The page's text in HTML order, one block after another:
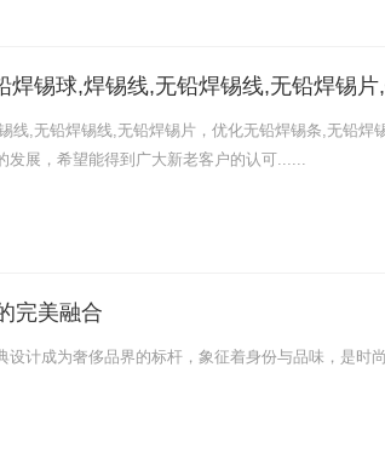
锡球,焊锡线,无铅焊锡线,无铅焊锡片
丝，纯锌丝
线,无铅焊锡线,无铅焊锡片，优化无铅焊锡条,无铅焊
发展，希望能得到广大新老客户的认可......
完美融合
计成为奢侈品界的标杆，象征着身份与品味，是时